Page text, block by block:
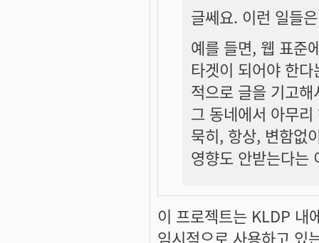
글쎄요. 이런 일들
예를 들면, 웹 표준
타겟이 되어야 한
적으로 글을 기고
그 동네에서 아무
묵히, 항상, 변함없
영향도 안받는다는
이 프로젝트는 KLDP 내
임시적으로 사용하고 있